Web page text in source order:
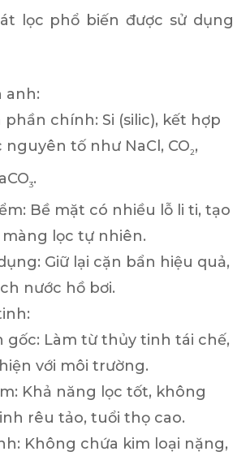
lọc phổ biến được sử dụng
anh:
phần chính: Si (silic), kết hợp
nguyên tố như NaCl, CO2,
3.
Bề mặt có nhiều lỗ li ti, tạo
lọc tự nhiên.
Giữ lại cặn bẩn hiệu quả,
nước hồ bơi.
gốc: Làm từ thủy tinh tái chế,
với môi trường.
Khả năng lọc tốt, không
rêu tảo, tuổi thọ cao.
Không chứa kim loại nặng,